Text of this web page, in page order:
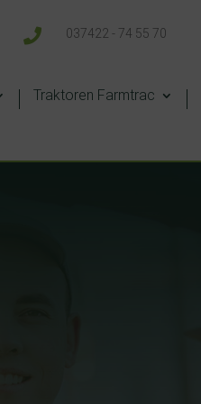
 037422 - 74 55 70
Traktoren Farmtrac